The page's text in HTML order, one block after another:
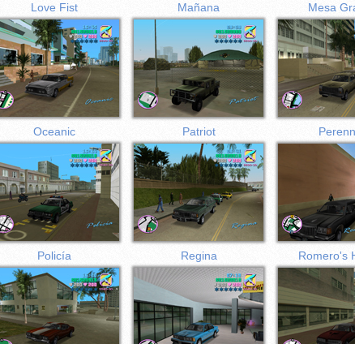
Love Fist Mañana Mesa
Oceanic Patriot
Policía Regina Romero's